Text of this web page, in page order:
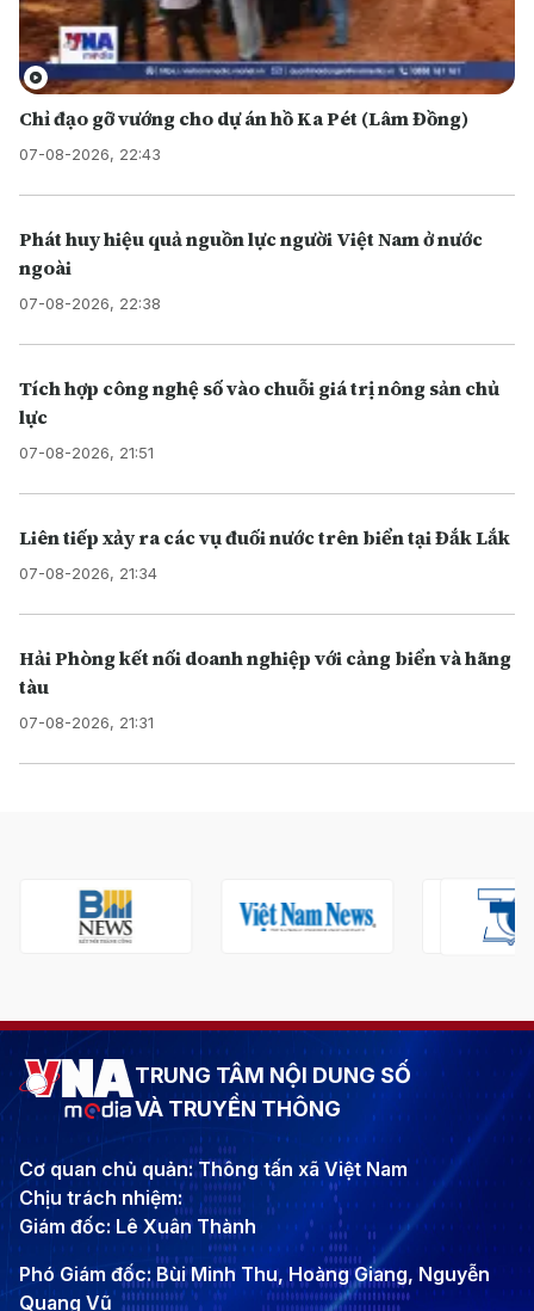
Chỉ đạo gỡ vướng cho dự án hồ Ka Pét (Lâm Đồng)
07-08-2026, 22:43
Phát huy hiệu quả nguồn lực người Việt Nam ở nước
ngoài
07-08-2026, 22:38
Tích hợp công nghệ số vào chuỗi giá trị nông sản chủ
lực
07-08-2026, 21:51
Liên tiếp xảy ra các vụ đuối nước trên biển tại Đắk Lắk
07-08-2026, 21:34
Hải Phòng kết nối doanh nghiệp với cảng biển và hãng
tàu
07-08-2026, 21:31
TRUNG TÂM NỘI DUNG SỐ
VÀ TRUYỀN THÔNG
Cơ quan chủ quản: Thông tấn xã Việt Nam
Chịu trách nhiệm:
Giám đốc: Lê Xuân Thành
Phó Giám đốc: Bùi Minh Thu, Hoàng Giang, Nguyễn
Quang Vũ